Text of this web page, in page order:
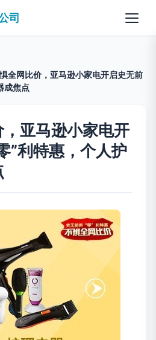
司
全网比价，亚马逊小家电开启史无前
成焦点
亚马逊小家电开
”利特惠，个人护